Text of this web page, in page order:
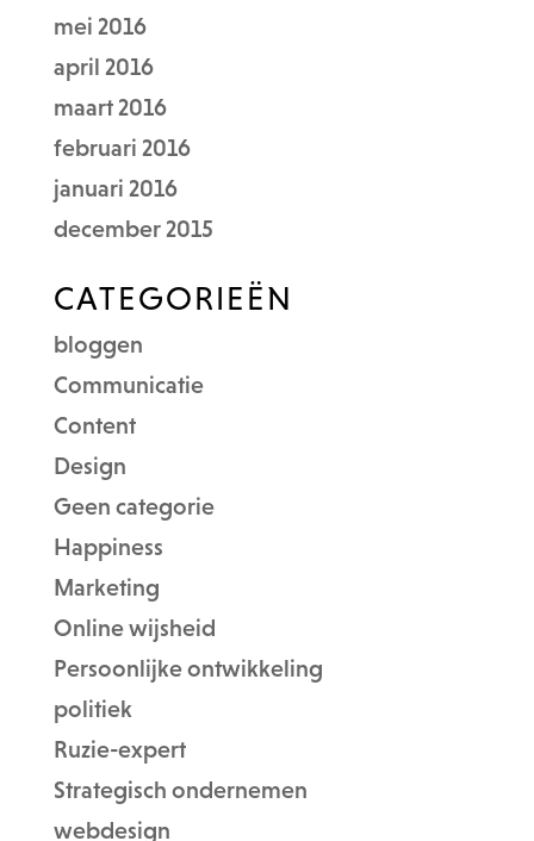
mei 2016
april 2016
maart 2016
februari 2016
januari 2016
december 2015
CATEGORIEËN
bloggen
Communicatie
Content
Design
Geen categorie
Happiness
Marketing
Online wijsheid
Persoonlijke ontwikkeling
politiek
Ruzie-expert
Strategisch ondernemen
webdesign